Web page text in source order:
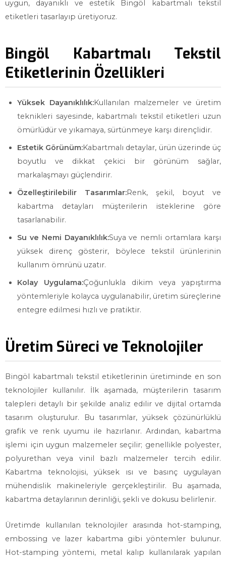
uygun, dayanıklı ve estetik Bingöl kabartmalı tekstil
etiketleri tasarlayıp üretiyoruz.
Bingöl Kabartmalı Tekstil
Etiketlerinin Özellikleri
Yüksek Dayanıklılık:Kullanılan malzemeler ve üretim
teknikleri sayesinde, kabartmalı tekstil etiketleri uzun
ömürlüdür ve yıkamaya, sürtünmeye karşı dirençlidir.
Estetik Görünüm:Kabartmalı detaylar, ürün üzerinde üç
boyutlu ve dikkat çekici bir görünüm sağlar,
markalaşmayı güçlendirir.
Özelleştirilebilir Tasarımlar:Renk, şekil, boyut ve
kabartma detayları müşterilerin isteklerine göre
tasarlanabilir.
Su ve Nemi Dayanıklılık:Suya ve nemli ortamlara karşı
yüksek direnç gösterir, böylece tekstil ürünlerinin
kullanım ömrünü uzatır.
Kolay Uygulama:Çoğunlukla dikim veya yapıştırma
yöntemleriyle kolayca uygulanabilir, üretim süreçlerine
entegre edilmesi hızlı ve pratiktir.
Üretim Süreci ve Teknolojiler
Bingöl kabartmalı tekstil etiketlerinin üretiminde en son
teknolojiler kullanılır. İlk aşamada, müşterilerin tasarım
talepleri detaylı bir şekilde analiz edilir ve dijital ortamda
tasarım oluşturulur. Bu tasarımlar, yüksek çözünürlüklü
grafik ve renk uyumu ile hazırlanır. Ardından, kabartma
işlemi için uygun malzemeler seçilir; genellikle polyester,
polyurethan veya vinil bazlı malzemeler tercih edilir.
Kabartma teknolojisi, yüksek ısı ve basınç uygulayan
mühendislik makineleriyle gerçekleştirilir. Bu aşamada,
kabartma detaylarının derinliği, şekli ve dokusu belirlenir.
Üretimde kullanılan teknolojiler arasında hot-stamping,
embossing ve lazer kabartma gibi yöntemler bulunur.
Hot-stamping yöntemi, metal kalıp kullanılarak yapılan